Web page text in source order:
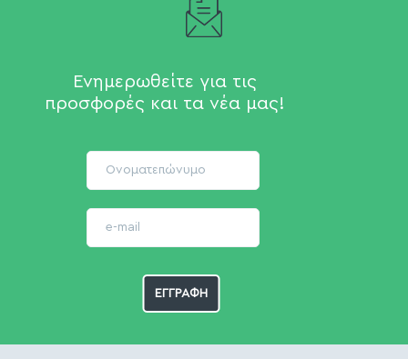
Ενημερωθείτε για τις
προσφορές και τα νέα μας!